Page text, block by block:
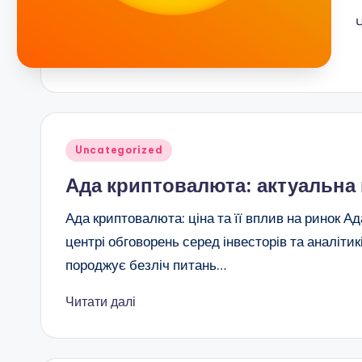
Опубліковано
Uncategorized
Ада криптовалюта: актуальна
Ада криптовалюта: ціна та її вплив на ринок
центрі обговорень серед інвесторів та
породжує безліч питань…
Читати далі